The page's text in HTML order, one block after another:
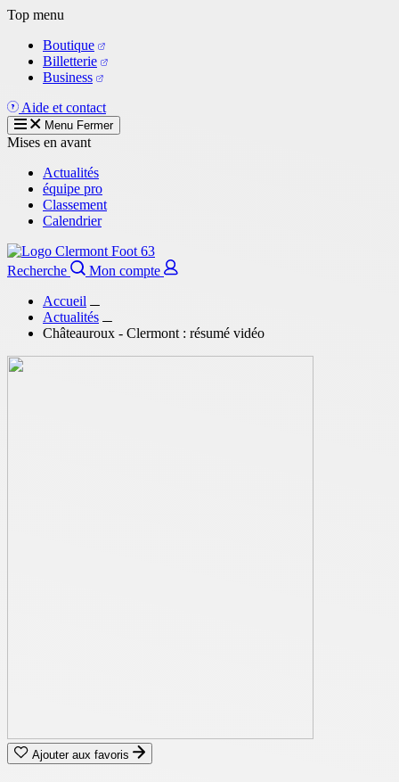
Aller
contenu
principal
Top menu
Boutique
Billetterie
Business
Aide et contact
Menu Fermer
Mises en avant
Actualités
équipe pro
Classement
Calendrier
Recherche
Mon compte
Accueil
Actualités
Châteauroux - Clermont : résumé vidéo
Ajouter aux favoris